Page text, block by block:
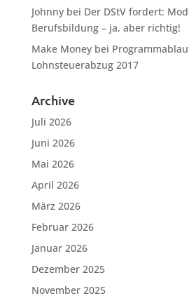
Johnnybei Der DStV fordert:
Berufsbildung – ja, aber richtig!
Make Moneybei
Lohnsteuerabzug 2017
Archive
Juli 2026
Juni 2026
Mai 2026
April 2026
März 2026
Februar 2026
Januar 2026
Dezember 2025
November 2025